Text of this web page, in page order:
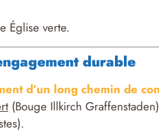
Église verte.
durable
d’un long chemin de
(Bouge Illkirch